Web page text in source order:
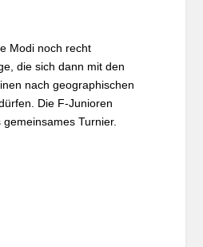
Modi noch recht
die sich dann mit den
nach geographischen
Die F-Junioren
Turnier.